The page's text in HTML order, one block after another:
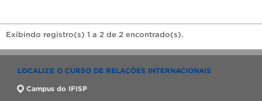
Exibindo registro(s) 1 a 2 de 2 encontrado(s).
LOCALIZE O CURSO DE RELAÇÕES INTERNACIONAIS
Campus do IFISP